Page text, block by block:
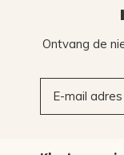
Ontvang de